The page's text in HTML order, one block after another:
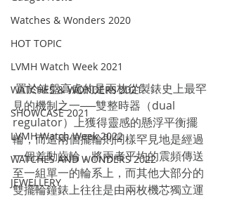
Watches & Wonders 2020
HOT TOPIC
LVMH Watch Week 2021
WATCHES & WONDERS 2021
SHOWCASE 2021
LVMH Watch Week 2022
WATCHES AND WONDERS 2022
JEWELLERY
置於錶盤高處的是兩枚從製錶史上最罕
見的機制之一──雙整時器（dual
regulator）上獲得靈感的懸浮平衡擺
輪，而這兩個擺輪則同樣罕見地是經過
一個差動齒輪，將兩者平均的震頻傳送
至一組單一的輪系上，而其他大部分的
雙擺輪鐘錶上往往是由兩枚機芯獨立運